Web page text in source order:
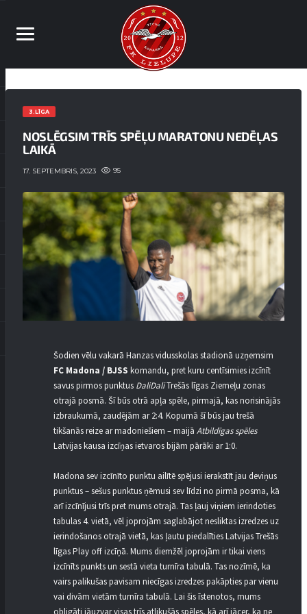
3.LĪGA
NOSLĒGSIM TRĪS SPĒĻU MARATONU NEDĒĻAS
LAIKĀ
17. SEPTEMBRIS, 2023 95
Šodien vēlu vakarā Hanzas vidusskolas stadionā uzņemsim
FC Madona / BJSS komandu, pret kuru centīsimies izcīnīt
savus pirmos punktus DaliDaliTrešās līgas Ziemeļu zonas
otrajā posmā. Šī būs otrā apļa spēle, pirmajā, kas norisinājās
izbraukumā, zaudējām ar 2:4. Kopumā šī būs jau trešā
tikšanās reize ar madoniešiem – maijā Atbildīgas spēles
Latvijas kausa izcīņas ietvaros bijām pārāki ar 1:0.
Madona sev izcīnīto punktu ailītē spējusi ierakstīt jau deviņus
punktus – sešus punktus ņēmusi sev līdzi no pirmā posma, kā
arī izcīnījusi trīs pret mums otrajā. Tas ļauj viņiem ierindoties
tabulas 4. vietā, vēl joprojām saglabājot nesliktas izredzes uz
ierindošanos otrajā vietā, kas ļautu piedalīties Latvijas Trešās
līgas Play off izcīņā. Mums diemžēl joprojām ir tikai viens
izcīnīts punkts un sestā vieta turnīra tabulā. Tas nozīmē, ka
vairs palikušas pavisam niecīgas izredzes pakāpties par vienu
vai divām vietām turnīra tabulā. Lai šis īstenotos, mums
obligāti jāuzvar visas trīs atlikušās spēles, kā arī jācer, ka ne